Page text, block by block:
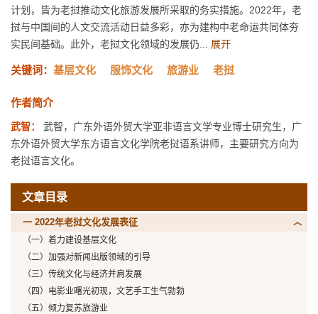
计划，皆为老挝推动文化旅游发展所采取的务实措施。2022年，老
挝与中国间的人文交流活动日益多彩，亦为建构中老命运共同体夯
实民间基础。此外，老挝文化领域的发展仍... 展开
关键词： 基层文化 服饰文化 旅游业 老挝
作者简介
武智：
武智，广东外语外贸大学亚非语言文学专业博士研究生，广
东外语外贸大学东方语言文化学院老挝语系讲师，主要研究方向为
老挝语言文化。
文章目录
一 2022年老挝文化发展表征
（一）着力建设基层文化
（二）加强对新闻出版领域的引导
（三）传统文化与经济并肩发展
（四）电影业曙光初现，文艺手工生气勃勃
（五）倾力复苏旅游业